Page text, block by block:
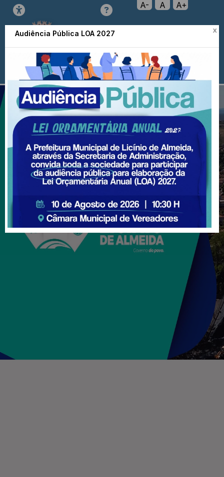
A- A A+
Prefeitura de Licínio de
Menu Transparência
Diário
Oficial
Nota
Ouvidoria
Audiência Pública LOA 2027 x